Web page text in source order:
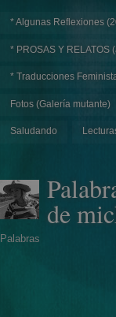
* Algunas Reflexiones
* PROSAS Y RELATOS
* Traducciones
Fotos (Galería mutante)
Saludando
de
Palabras